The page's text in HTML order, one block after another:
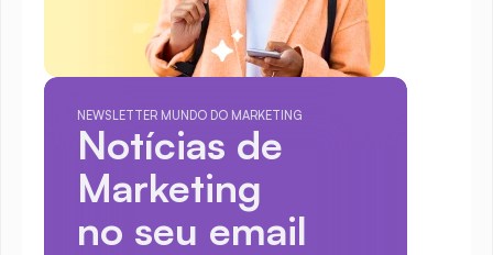
NEWSLETTER MUNDO DO MARKETING
Notícias de
Marketing
no seu email